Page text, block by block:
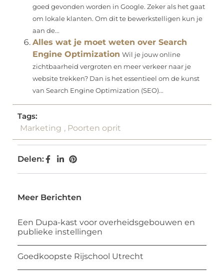
goed gevonden worden in Google. Zeker als het gaat
om lokale klanten. Om dit te bewerkstelligen kun je
aan de...
Alles wat je moet weten over Search
Engine Optimization Wil je jouw online
zichtbaarheid vergroten en meer verkeer naar je
website trekken? Dan is het essentieel om de kunst
van Search Engine Optimization (SEO)...
Tags:
Marketing , Poorten oprit
Delen:
Meer Berichten
Een Dupa-kast voor overheidsgebouwen en
publieke instellingen
Goedkoopste Rijschool Utrecht